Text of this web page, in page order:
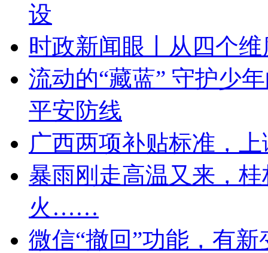
设
时政新闻眼丨从四个
流动的“藏蓝” 守护少
平安防线
广西两项补贴标准，
暴雨刚走高温又来，
火……
微信“撤回”功能，有新